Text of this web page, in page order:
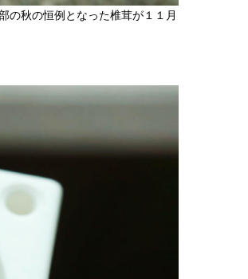
の秋の恒例となった椎茸が１１月